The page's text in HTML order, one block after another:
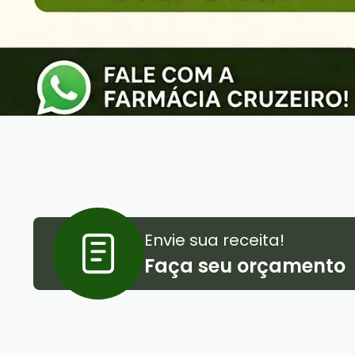
Envie sua receita!
Faça seu orçamento